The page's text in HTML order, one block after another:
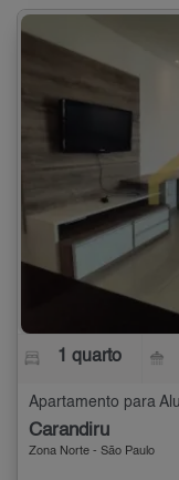
1 quarto
Apartamento para
Carandiru
Zona Norte - São Paulo